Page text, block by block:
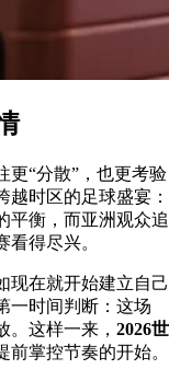
更“分散”，也更考验
时区的足球盛宴：
平衡，而亚洲观众追
得尽兴。
现在就开始建立自己
一时间判断：这场
这样一来， 2026世
掌控节奏的开始。